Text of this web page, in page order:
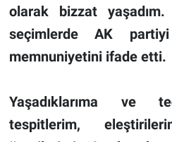
olarak bizzat yaşadım.
seçimlerde AK
memnuniyetini ifade etti.
Yaşadıklarıma ve
tespitlerim,